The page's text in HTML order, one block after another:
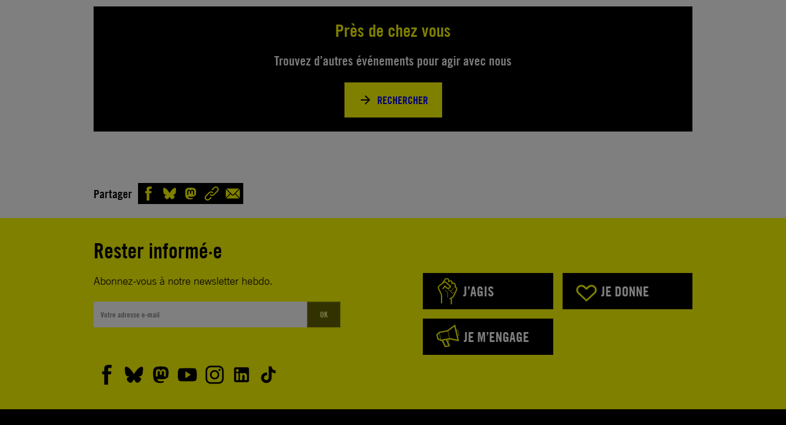
Près de chez vous
Trouvez d’autres événements pour agir avec nous
RECHERCHER
Partager
Rester informé·e
Abonnez-vous à notre newsletter hebdo.
OK
J’AGIS JE DONNE
JE M’ENGAGE